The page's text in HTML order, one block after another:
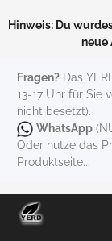
Hinweis: Du
neue
Fragen? Das
13-17 Uhr für Sie
nicht besetzt).
WhatsApp
Oder nutze das
Produktseite...